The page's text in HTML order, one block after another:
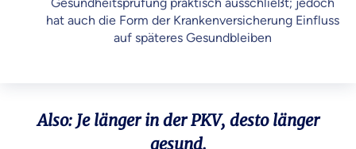
hat auch die Form der Krankenversicherung Einfluss
auf späteres Gesundbleiben
Also: Je länger in der PKV, desto länger
gesund.